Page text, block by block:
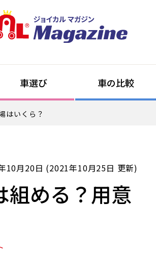
車選び 車の比較
はいくら？
10月20日 (2021年10月25日 更新)
組める？用意